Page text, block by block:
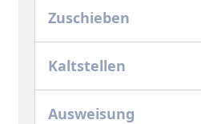
Zuschieben
Kaltstellen
Ausweisung